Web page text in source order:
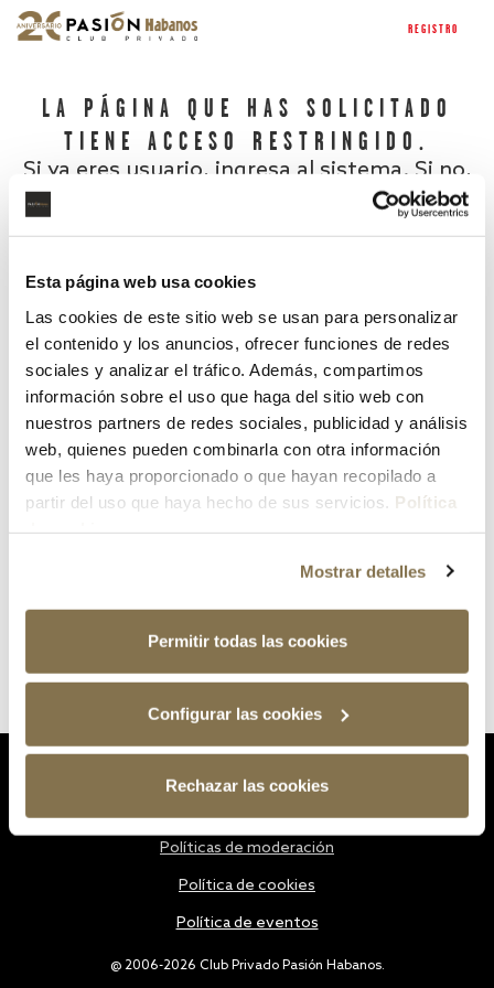
Esta página web usa cookies
Las cookies de este sitio web se usan para personalizar
el contenido y los anuncios, ofrecer funciones de redes
sociales y analizar el tráfico. Además, compartimos
información sobre el uso que haga del sitio web con
nuestros partners de redes sociales, publicidad y análisis
web, quienes pueden combinarla con otra información
que les haya proporcionado o que hayan recopilado a
partir del uso que haya hecho de sus servicios. Política
Mostrar detalles
Permitir todas las cookies
Configurar las cookies
Rechazar las cookies
REGISTRO
LA PÁGINA QUE HAS SOLICITADO
TIENE ACCESO RESTRINGIDO.
Si ya eres usuario, ingresa al sistema. Si no,
¿Has olvidado tu contraseña?
@ 2006-2026 Club Privado Pasión Habanos.
Políticas de moderación
Política de cookies
Política de eventos